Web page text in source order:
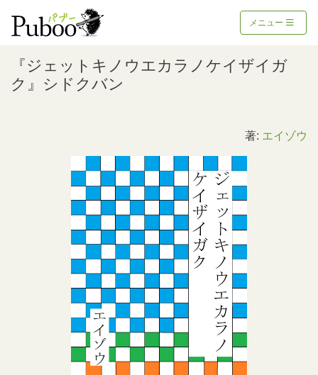
メニュー
『ジェットキノウエカラノケイザイガ
ク』シドクバン
著: エイゾウ